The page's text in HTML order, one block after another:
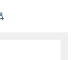
6
6 WLAN
verfügbar